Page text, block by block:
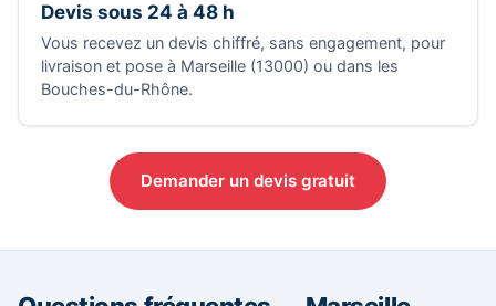
Devis sous 24 à 48 h
Vous recevez un devis chiffré, sans engagement, pour
livraison et pose à Marseille (13000) ou dans les
Bouches-du-Rhône.
Demander un devis gratuit